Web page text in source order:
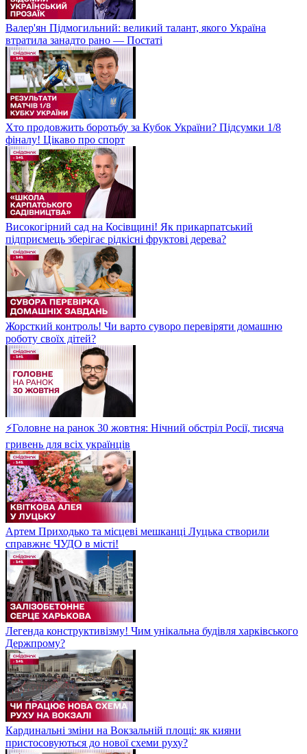
Валер'ян Підмогильний: великий талант, якого Україна
втратила занадто рано — Постаті
Хто продовжить боротьбу за Кубок України? Підсумки 1/8
фіналу! Цікаво про спорт
Високогірний сад на Косівщині! Як прикарпатський
підприємець зберігає рідкісні фруктові дерева?
Жорсткий контроль! Чи варто суворо перевіряти домашню
роботу своїх дітей?
⚡Головне на ранок 30 жовтня: Нічний обстріл Росії, тисяча
гривень для всіх українців
Артем Приходько та місцеві мешканці Луцька створили
справжнє ЧУДО в місті!
Легенда конструктивізму! Чим унікальна будівля харківського
Держпрому?
Кардинальні зміни на Вокзальній площі: як кияни
пристосовуються до нової схеми руху?